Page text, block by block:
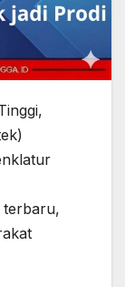
terbaru,